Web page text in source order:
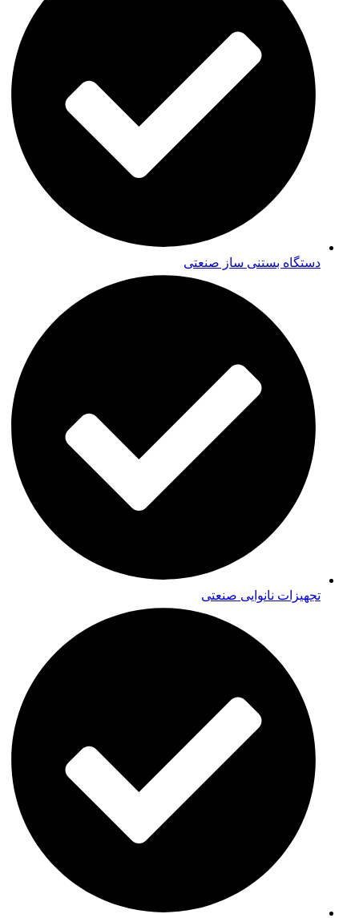
دستگاه بستنی ساز صنعتی
تجهیزات نانوایی صنعتی